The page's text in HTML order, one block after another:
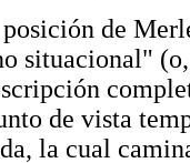
de
situacional"
de vista
la cual